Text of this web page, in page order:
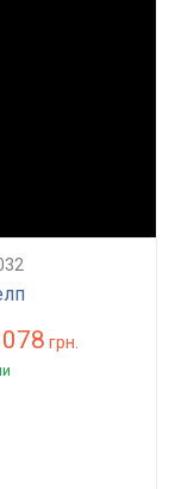
грн.